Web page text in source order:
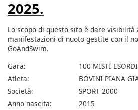
2025.
Lo scopo di questo sito è dare
manifestazioni di nuoto gestite con il
GoAndSwim.
Gara:
100 MISTI
Atleta:
BOVINI PIANA
Società:
SPORT 2000
Anno nascita:
2015